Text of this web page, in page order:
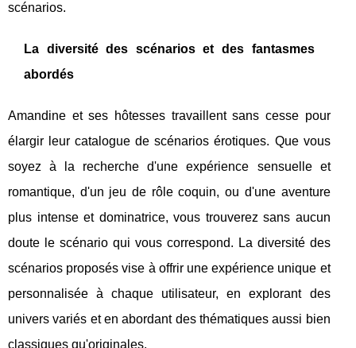
scénarios.
La diversité des scénarios et des fantasmes
abordés
Amandine et ses hôtesses travaillent sans cesse pour
élargir leur catalogue de scénarios érotiques. Que vous
soyez à la recherche d'une expérience sensuelle et
romantique, d'un jeu de rôle coquin, ou d'une aventure
plus intense et dominatrice, vous trouverez sans aucun
doute le scénario qui vous correspond. La diversité des
scénarios proposés vise à offrir une expérience unique et
personnalisée à chaque utilisateur, en explorant des
univers variés et en abordant des thématiques aussi bien
classiques qu'originales.